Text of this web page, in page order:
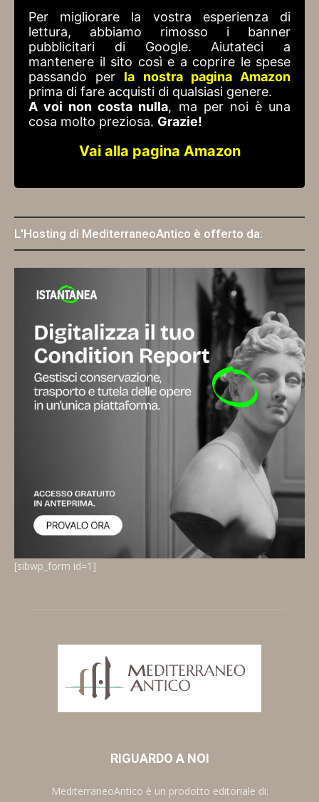
Per migliorare la vostra esperienza di
lettura, abbiamo rimosso i banner
pubblicitari di Google. Aiutateci a
mantenere il sito così e a coprire le spese
passando per la nostra pagina Amazon
prima di fare acquisti di qualsiasi genere.
A voi non costa nulla, ma per noi è una
cosa molto preziosa. Grazie!
Vai alla pagina Amazon
L'Hosting di MediterraneoAntico è offerto da:
[sibwp_form id=1]
RIGUARDO A NOI
MediterraneoAntico è un prodotto editoriale di: